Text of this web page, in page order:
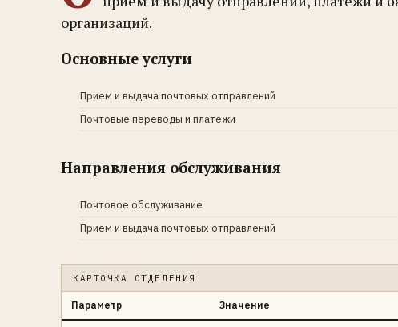
организаций.
Основные услуги
Прием и выдача почтовых отправлений
Почтовые переводы и платежи
Направления обслуживания
Почтовое обслуживание
Прием и выдача почтовых отправлений
КАРТОЧКА ОТДЕЛЕНИЯ
Параметр Значение